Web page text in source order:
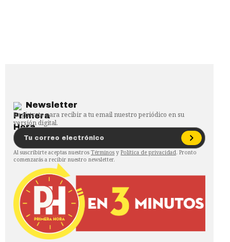
Newsletter
Regístrate para recibir a tu email nuestro periódico en su
versión digital.
Al suscribirte aceptas nuestros Términos y Política de privacidad. Pronto
comenzarás a recibir nuestro newsletter.